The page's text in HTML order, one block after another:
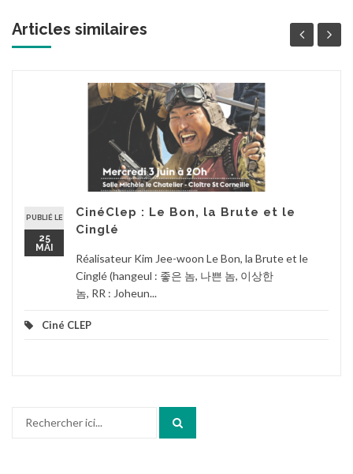
Articles similaires
PUBLIÉ LE
25
MAI
CinéClep : Le Bon, la Brute et le
Cinglé
Réalisateur Kim Jee-woon Le Bon, la Brute et le
Cinglé (hangeul : 좋은 놈, 나쁜 놈, 이상한
놈, RR : Joheun...
Ciné CLEP